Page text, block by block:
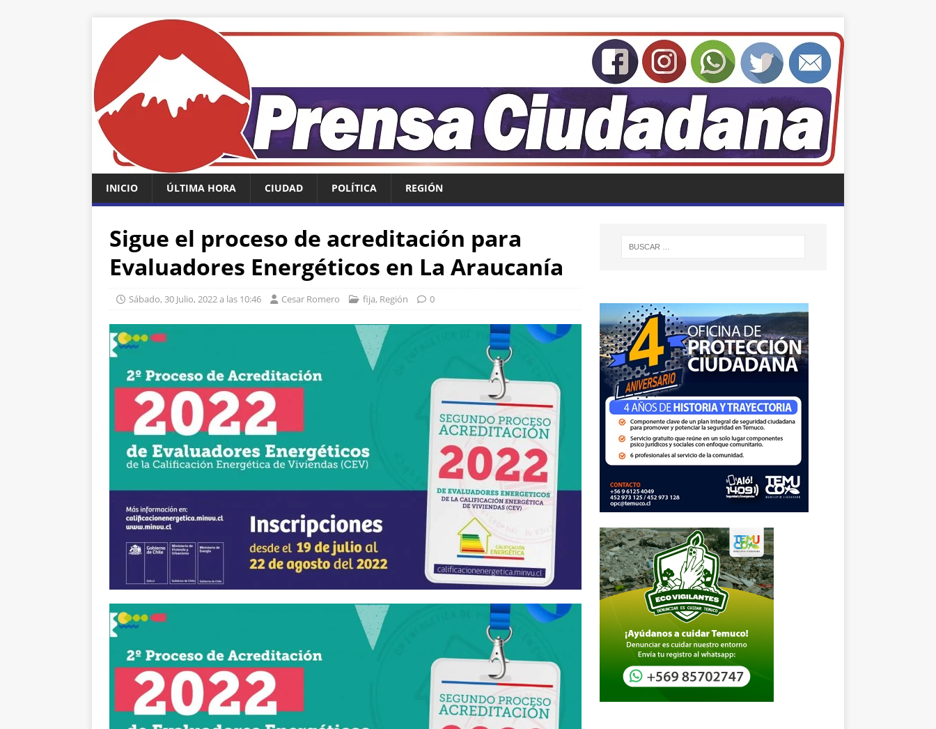
INICIO ÚLTIMA HORA CIUDAD POLÍTICA REGIÓN
Sigue el proceso de acreditación para
Evaluadores Energéticos en La Araucanía
Sábado, 30 Julio, 2022 a las 10:46 Cesar Romero fija, Región 0